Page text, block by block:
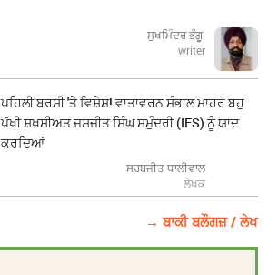
ਸੁਖਮਿੰਦਰ ਭੰਗੂ
writer
ਪਹਿਲੀ ਬਰਸੀ 'ਤੇ ਵਿਸ਼ੇਸ਼! ਵਾਤਾਵਰਨ ਸੰਭਾਲ ਮਾਹਰ ਬਹੁ
ਪੱਖੀ ਸ਼ਖਸੀਅਤ ਜਸਜੀਤ ਸਿੰਘ ਸਮੁੰਦਰੀ (IFS) ਨੂੰ ਯਾਦ
ਕਰਦਿਆਂ
ਸਰਬਜੀਤ ਧਾਲੀਵਾਲ
ਲੇਖਕ
→ ਬਾਕੀ ਬਲੌਗਜ਼ / ਲੇਖ